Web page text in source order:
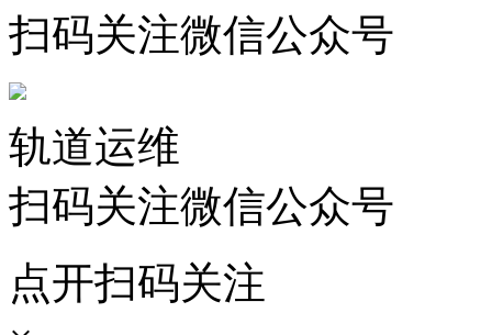
扫码关注微信公众号
轨道运维
扫码关注微信公众号
点开扫码关注